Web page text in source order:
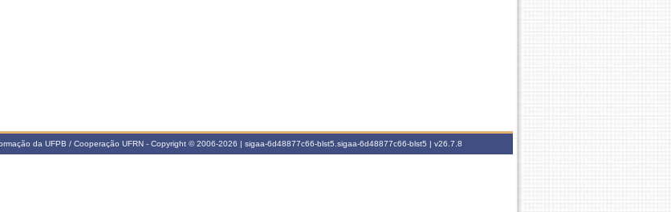
da UFPB / Cooperação UFRN - Copyright © 2006-2026 | sigaa-6d48877c66-blst5.sigaa-6d48877c66-blst5 | v26.7.8